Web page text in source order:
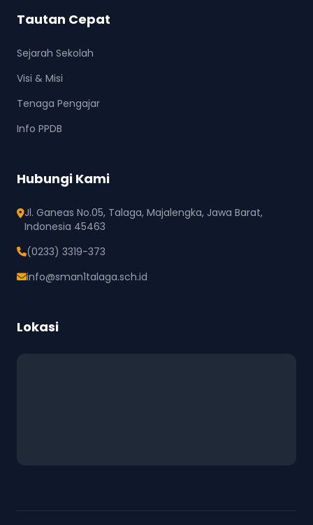
Tautan Cepat
Sejarah Sekolah
Visi & Misi
Tenaga Pengajar
Info PPDB
Hubungi Kami
Jl. Ganeas No.05, Talaga, Majalengka, Jawa Barat,
Indonesia 45463
(0233) 3319-373
info@sman1talaga.sch.id
Lokasi